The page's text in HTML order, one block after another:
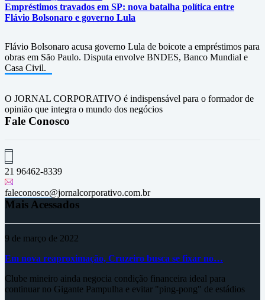
Empréstimos travados em SP: nova batalha política entre
Flávio Bolsonaro e governo Lula
Flávio Bolsonaro acusa governo Lula de boicote a empréstimos para
obras em São Paulo. Disputa envolve BNDES, Banco Mundial e
Casa Civil.
O JORNAL CORPORATIVO é indispensável para o formador de
opinião que integra o mundo dos negócios
Fale Conosco
21 96462-8339
faleconosco@jornalcorporativo.com.br
Mais Acessados
9 de março de 2022
Em nova reaproximação, Cruzeiro busca se fixar no…
Clube mineiro ainda negocia condição financeira ideal para
continuar no Gigante Pampulha e evitar "ping-pong" de estádios